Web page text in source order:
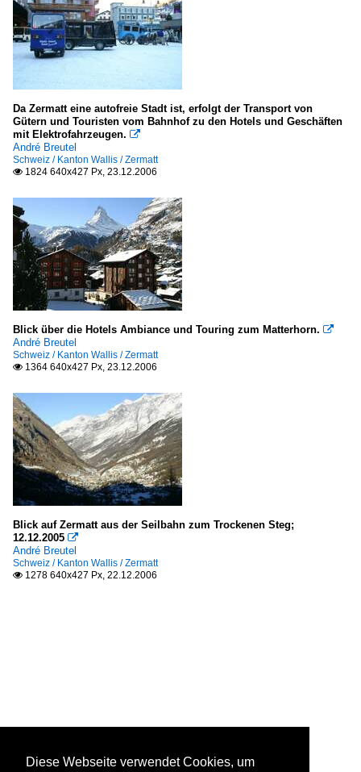
Da Zermatt eine autofreie Stadt ist, erfolgt der Transport von
Gütern und Touristen vom Bahnhof zu den Hotels und Geschäften
mit Elektrofahrzeugen. 
André Breutel
Schweiz / Kanton Wallis / Zermatt
 1824 640x427 Px, 23.12.2006
Blick über die Hotels Ambiance und Touring zum Matterhorn. 
André Breutel
Schweiz / Kanton Wallis / Zermatt
 1364 640x427 Px, 23.12.2006
Blick auf Zermatt aus der Seilbahn zum Trockenen Steg;
12.12.2005 
André Breutel
Schweiz / Kanton Wallis / Zermatt
 1278 640x427 Px, 22.12.2006
Diese Webseite verwendet Cookies, um